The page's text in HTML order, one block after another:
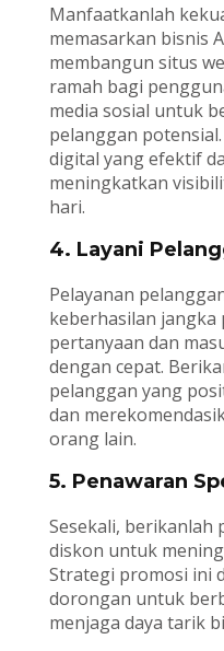
Manfaatkanlah
memasarkan bisnis
membangun situs
ramah bagi
media sosial untuk
pelanggan
digital yang efektif
meningkatkan
hari.
4. Layani
Pelayanan
keberhasilan jangka
pertanyaan dan
dengan cepat.
pelanggan yang
dan
orang lain.
5. Penawaran
Sesekali, berikanlah
diskon untuk
Strategi promosi ini
dorongan untuk
menjaga daya tarik